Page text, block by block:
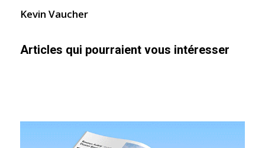
Kevin Vaucher
Articles qui pourraient vous intéresser